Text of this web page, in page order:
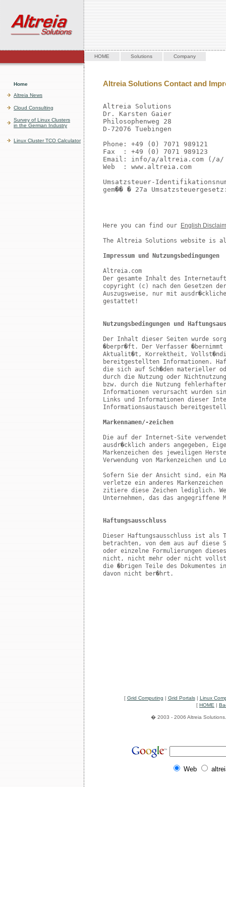
HOME Solutions Company
Home
Altreia News
Cloud Consulting
Survey of Linux Clusters
in the German Industry
Linux Cluster TCO Calculator
Altreia Solutions Contact and
Altreia Solutions
Dr. Karsten Gaier
Philosophenweg 28
D-72076 Tuebingen
Phone: +49 (0) 7071 989121
Fax  : +49 (0) 7071 989123
Email: info/a/altreia.com (/a/
Web  : www.altreia.com
Umsatzsteuer-
gem�� � 27a
Here you can find our English
The Altreia Solutions website is
Impressum und Nutzungsbedingungen
Altreia.com
Der gesamte Inhalt des
copyright (c) nach den Gesetzen
Auszugsweise, nur mit
gestattet!
Nutzungsbedingungen und
Der Inhalt dieser Seiten wurde
�berpr�ft. Der Verfasser
Aktualit�t, Korrektheit,
bereitgestellten Informationen.
die sich auf Sch�den materieller
durch die Nutzung oder
bzw. durch die Nutzung
Informationen verursacht wurden
Links und Informationen dieser
Informationsaustausch
Markennamen/-zeichen
Die auf der Internet-Site
ausdr�cklich anders angegeben,
Markenzeichen des jeweiligen
Verwendung von Markenzeichen
Sofern Sie der Ansicht sind, ein
verletze ein anderes
zitiere diese Zeichen lediglich.
Unternehmen, das das angegriffene
Haftungsausschluss
Dieser Haftungsausschluss ist als
betrachten, von dem aus auf diese
oder einzelne Formulierungen
nicht, nicht mehr oder nicht
die �brigen Teile des
davon nicht ber�hrt.
[ Grid Computing | Grid Portals| Linux
[ HOME |
� 2003 - 2006 Altreia
Web